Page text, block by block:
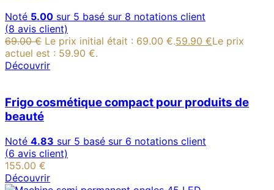
Noté 5.00 sur 5 basé sur 8 notations client
(8 avis client)
69.00€ Le prix initial était : 69.00 €.59.90 €Le prix
actuel est : 59.90 €.
Découvrir
Frigo cosmétique compact pour produits de
beauté
Noté 4.83 sur 5 basé sur 6 notations client
(6 avis client)
155.00 €
Découvrir